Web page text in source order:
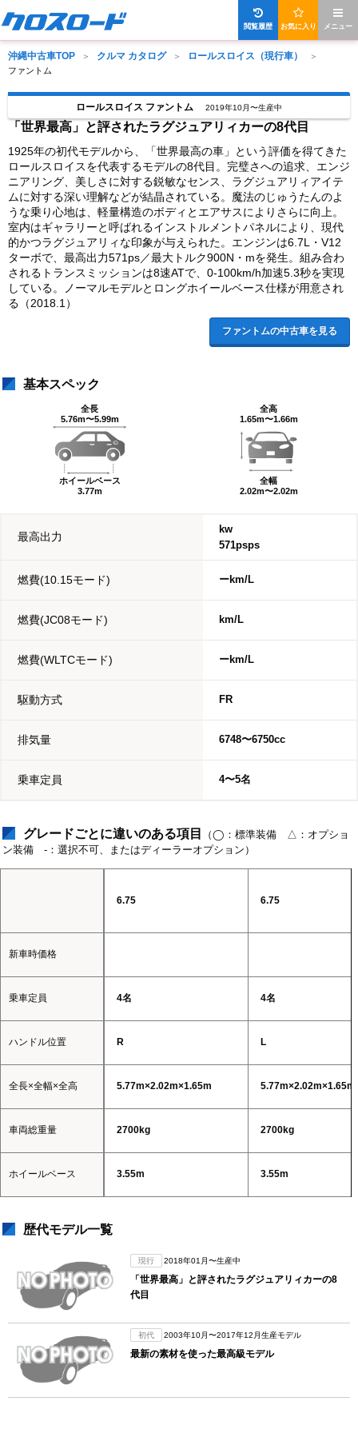
メニュー
お気に入り
閲覧履歴
沖縄中古車TOP クルマ カタログ ロールスロイス（現行車）
ファントム
ロールスロイス ファントム 2019年10月〜生産中
「世界最高」と評されたラグジュアリィカーの8代目
1925年の初代モデルから、「世界最高の車」という評価を得てきた
ロールスロイスを代表するモデルの8代目。完璧さへの追求、エンジ
ニアリング、美しさに対する鋭敏なセンス、ラグジュアリィアイテ
ムに対する深い理解などが結晶されている。魔法のじゅうたんのよ
うな乗り心地は、軽量構造のボディとエアサスによりさらに向上。
室内はギャラリーと呼ばれるインストルメントパネルにより、現代
的かつラグジュアリィな印象が与えられた。エンジンは6.7L・V12
ターボで、最高出力571ps／最大トルク900N・mを発生。組み合わ
されるトランスミッションは8速ATで、0-100km/h加速5.3秒を実現
している。ノーマルモデルとロングホイールベース仕様が用意され
る（2018.1）
ファントムの中古車を見る
基本スペック
全長
5.76m〜5.99m
ホイールベース
3.77m
全高
1.65m〜1.66m
全幅
2.02m〜2.02m
最高出力
kw
571psps
燃費(10.15モード) ーkm/L
燃費(JC08モード) km/L
燃費(WLTCモード) ーkm/L
駆動方式 FR
排気量 6748〜6750cc
乗車定員 4〜5名
グレードごとに違いのある項目
（◯：標準装備 △：オプショ
ン装備 -：選択不可、またはディーラーオプション）
新車時価格
乗車定員
ハンドル位置
全長×全幅×全高
車両総重量
ホイールベース
6.75 6.75
4名 4名
R L
5.77m×2.02m×1.65m 5.77m×2.02m×1.65m
2700kg 2700kg
3.55m 3.55m
歴代モデル一覧
現行 2018年01月〜生産中
「世界最高」と評されたラグジュアリィカーの8
代目
初代 2003年10月〜2017年12月生産モデル
最新の素材を使った最高級モデル